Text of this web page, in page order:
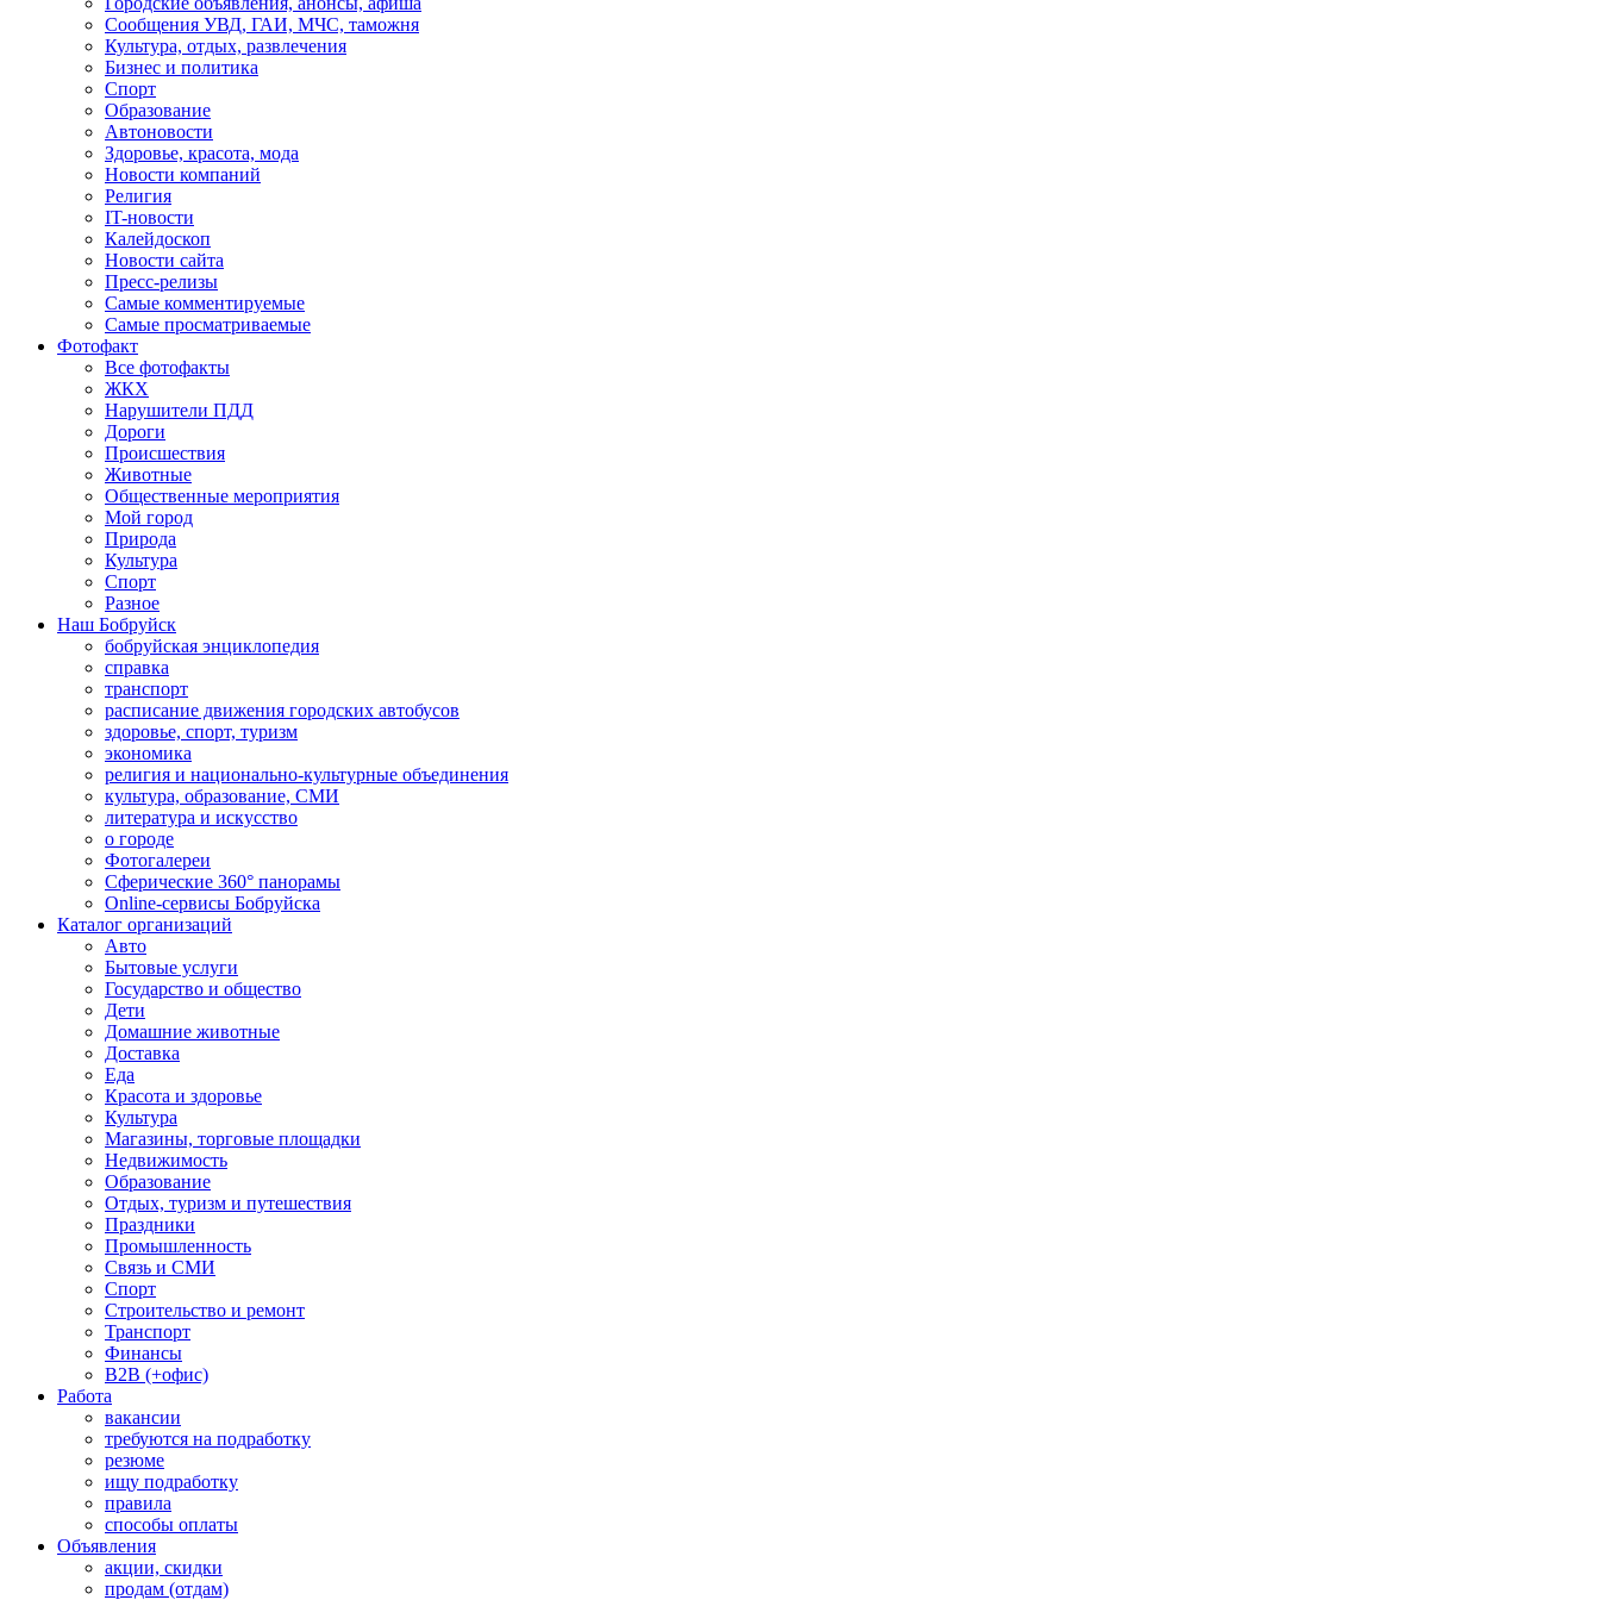
Сообщения УВД, ГАИ, МЧС, таможня
Культура, отдых, развлечения
Бизнес и политика
Спорт
Образование
Автоновости
Здоровье, красота, мода
Новости компаний
Религия
IT-новости
Калейдоскоп
Новости сайта
Пресс-релизы
Самые комментируемые
Самые просматриваемые
Фотофакт
Все фотофакты
ЖКХ
Нарушители ПДД
Дороги
Происшествия
Животные
Общественные мероприятия
Мой город
Природа
Культура
Спорт
Разное
Наш Бобруйск
бобруйская энциклопедия
справка
транспорт
расписание движения городских автобусов
здоровье, спорт, туризм
экономика
религия и национально-культурные объединения
культура, образование, СМИ
литература и искусство
о городе
Фотогалереи
Сферические 360° панорамы
Online-сервисы Бобруйска
Каталог организаций
Авто
Бытовые услуги
Государство и общество
Дети
Домашние животные
Доставка
Еда
Красота и здоровье
Культура
Магазины, торговые площадки
Недвижимость
Образование
Отдых, туризм и путешествия
Праздники
Промышленность
Связь и СМИ
Спорт
Строительство и ремонт
Транспорт
Финансы
B2B (+офис)
Работа
вакансии
требуются на подработку
резюме
ищу подработку
правила
способы оплаты
Объявления
акции, скидки
продам (отдам)